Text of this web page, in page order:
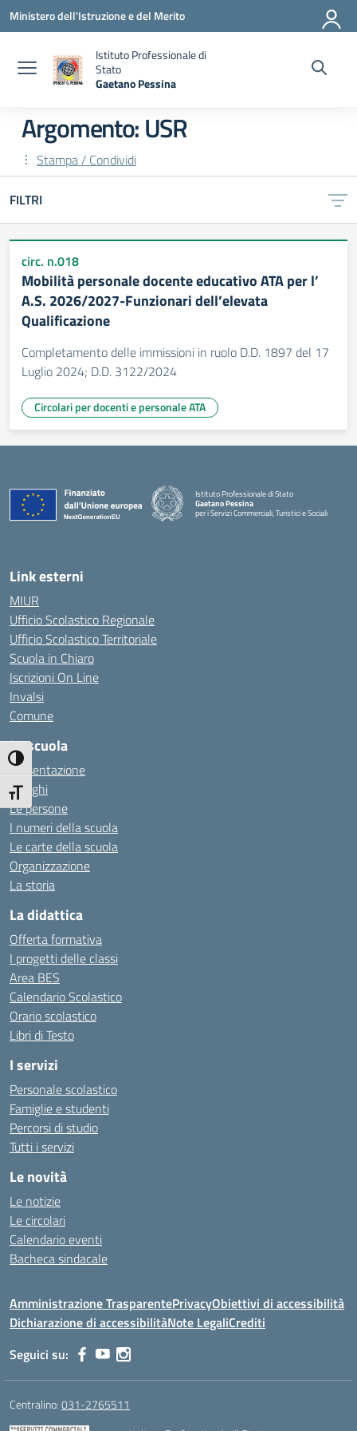
Attiva/disattiva alto contrasto
Attiva/disattiva dimensione testo
Vai ai contenuti
Vai al menu di navigazione
Vai al footer
Ministero dell'Istruzione e del Merito
Istituto Professionale di
Stato
Gaetano Pessina
Argomento: USR
Stampa / Condividi
FILTRI
circ. n.018
Mobilità personale docente educativo ATA per l’
A.S. 2026/2027-Funzionari dell’elevata
Qualificazione
Completamento delle immissioni in ruolo D.D. 1897 del 17
Luglio 2024; D.D. 3122/2024
Circolari per docenti e personale ATA
Istituto Professionale di Stato
Gaetano Pessina
per i Servizi Commerciali, Turistici e Sociali
— Visita la pagina iniziale della scuola
Link esterni
MIUR
Ufficio Scolastico Regionale
Ufficio Scolastico Territoriale
Scuola in Chiaro
Iscrizioni On Line
Invalsi
Comune
La scuola
Presentazione
I luoghi
Le persone
I numeri della scuola
Le carte della scuola
Organizzazione
La storia
La didattica
Offerta formativa
I progetti delle classi
Area BES
Calendario Scolastico
Orario scolastico
Libri di Testo
I servizi
Personale scolastico
Famiglie e studenti
Percorsi di studio
Tutti i servizi
Le novità
Le notizie
Le circolari
Calendario eventi
Bacheca sindacale
Amministrazione TrasparentePrivacyObiettivi di accessibilità
Dichiarazione di accessibilitàNote LegaliCrediti
Seguici su:
Centralino:031-2765511